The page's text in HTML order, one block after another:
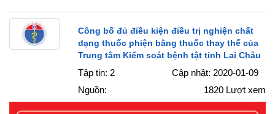
Công bố đủ điều kiện điều trị nghiện chất
dạng thuốc phiện bằng thuốc thay thế của
Trung tâm Kiểm soát bệnh tật tỉnh Lai Châu
Tập tin: 2
Cập nhật: 2020-01-09
Nguồn:
1820 Lượt xem